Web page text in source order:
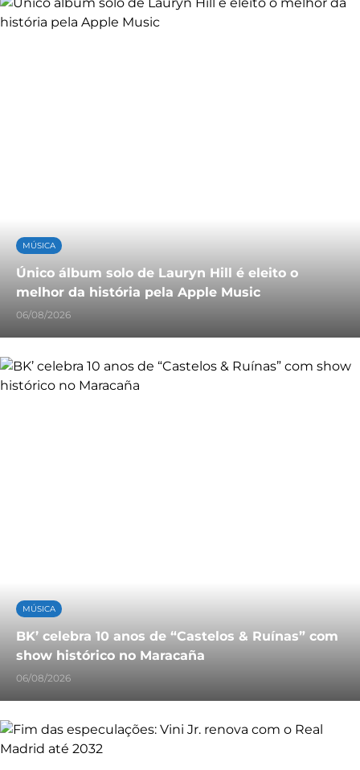
MÚSICA
Único álbum solo de Lauryn Hill é eleito o
melhor da história pela Apple Music
06/08/2026
MÚSICA
BK’ celebra 10 anos de “Castelos & Ruínas” com
show histórico no Maracaña
06/08/2026